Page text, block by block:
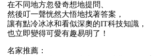
在不同地方忽發奇想地提問、
然後叮一聲恍然大悟地找著答案，
讓有點冷冰冰和看似深奧的IT科技知識，
也立即變得可愛有趣易明了！
名家推薦：